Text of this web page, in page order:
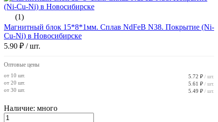
(1)
Магнитный блок 15*8*1мм. Сплав NdFeB N38. Покрытие (Ni-
Cu-Ni) в Новосибирске
5.90 ₽ / шт.
Оптовые цены
от 10 шт. 5.72 ₽ / шт.
от 20 шт. 5.61 ₽ / шт.
от 30 шт. 5.49 ₽ / шт.
Наличие: много